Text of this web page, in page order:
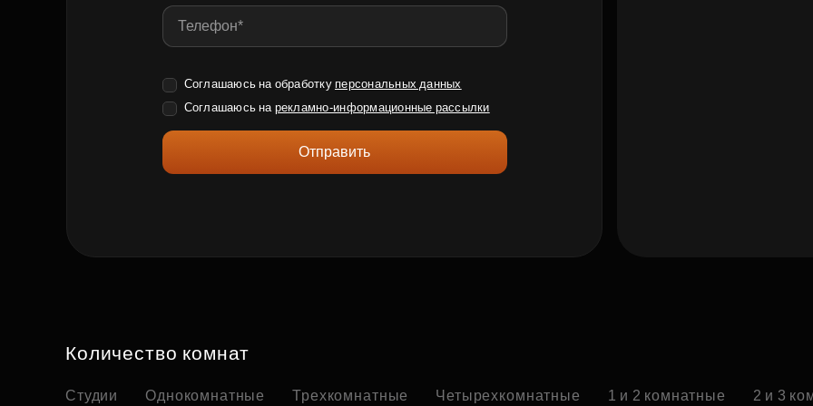
Соглашаюсь на обработку персональных данных
Соглашаюсь на рекламно-информационные рассылки
Отправить
Количество комнат
Студии Однокомнатные Трехкомнатные Четырехкомнатные 1 и 2 комнатные 2 и 3